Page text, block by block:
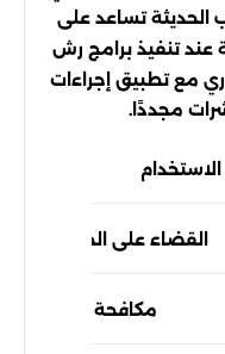
الحديثة تساعد على
عند تنفيذ برامج رش
مع تطبيق إجراءات
مجددًا.
الاستخدام
القضاء على الحشرات
مكافحة الصراصير